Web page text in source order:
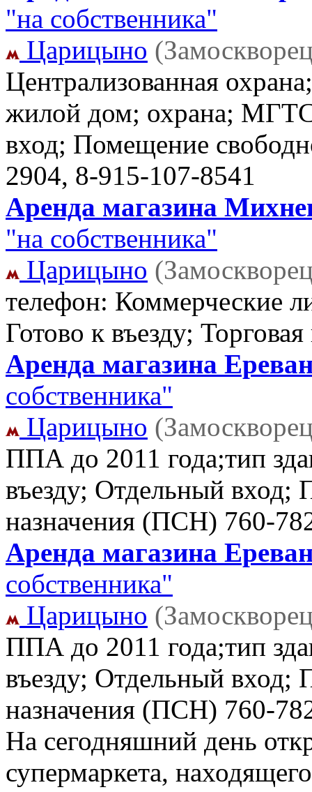
"на собственника"
Царицыно
Централизованная
жилой дом; охрана;
вход; Помещение
2904, 8-915-107-8541
Аренда магазина
"на собственника"
Царицыно
телефон: Коммерческие
Готово к въезду;
Аренда магазина
собственника"
Царицыно
ППА до 2011 года;тип
въезду; Отдельный вход;
назначения (ПСН) 760-
Аренда магазина
собственника"
Царицыно
ППА до 2011 года;тип
въезду; Отдельный вход;
назначения (ПСН) 760-
На сегодняшний день
супермаркета,